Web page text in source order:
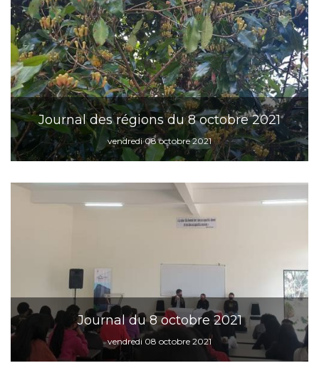
Journal des régions du 8 octobre 2021
vendredi 08 octobre 2021
Journal du 8 octobre 2021
vendredi 08 octobre 2021